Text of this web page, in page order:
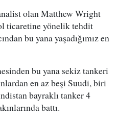
olan Matthew Wright
ticaretine yönelik tehdit
bu yana yaşadığımız en
bu yana sekiz tankeri
en az beşi Suudi, biri
bayraklı tanker 4
battı.